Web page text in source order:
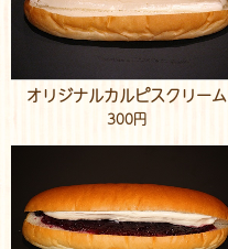
オリジナルカルピスクリーム
300円